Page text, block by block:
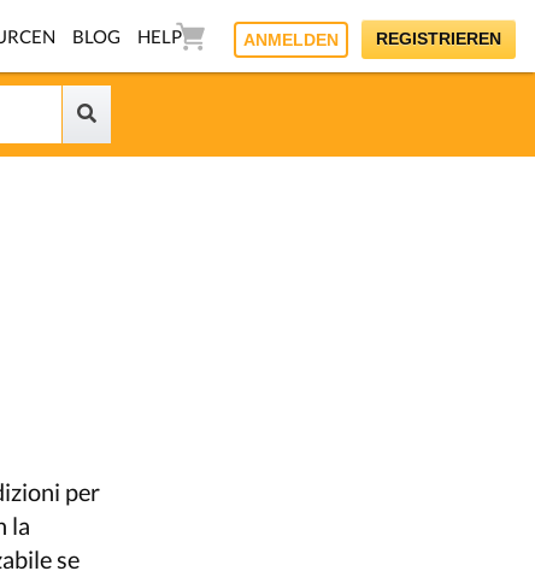
BLOG HELP ANMELDEN REGISTRIEREN
per
la
se